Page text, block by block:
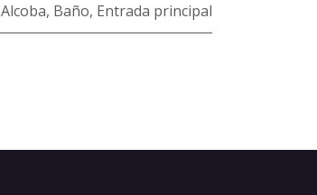
Alcoba, Baño, Entrada principal